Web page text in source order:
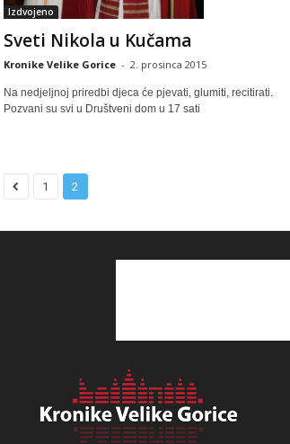
Izdvojeno
Sveti Nikola u Kučama
Kronike Velike Gorice - 2. prosinca 2015
Na nedjeljnoj priredbi djeca će pjevati, glumiti, recitirati.
Pozvani su svi u Društveni dom u 17 sati
1 2